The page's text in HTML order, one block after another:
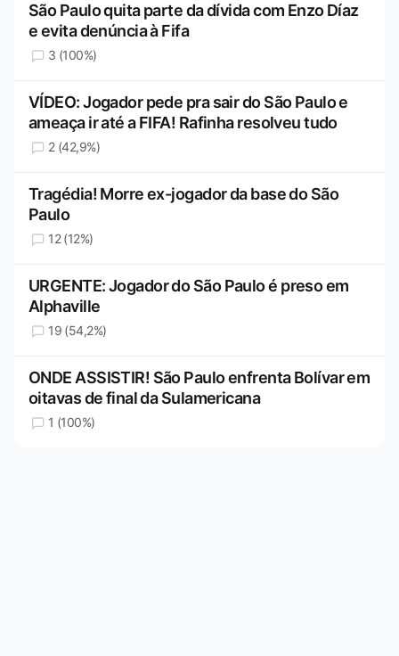
São Paulo quita parte da dívida com Enzo Díaz
e evita denúncia à Fifa
3 (100%)
VÍDEO: Jogador pede pra sair do São Paulo e
ameaça ir até a FIFA! Rafinha resolveu tudo
2 (42,9%)
Tragédia! Morre ex-jogador da base do São
Paulo
12 (12%)
URGENTE: Jogador do São Paulo é preso em
Alphaville
19 (54,2%)
ONDE ASSISTIR! São Paulo enfrenta Bolívar em
oitavas de final da Sulamericana
1 (100%)